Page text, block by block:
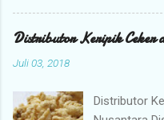
kiloan
sebagai
Kami
berkualitas
Distributor Keripik Ceker
Juli 03, 2018
Distributor